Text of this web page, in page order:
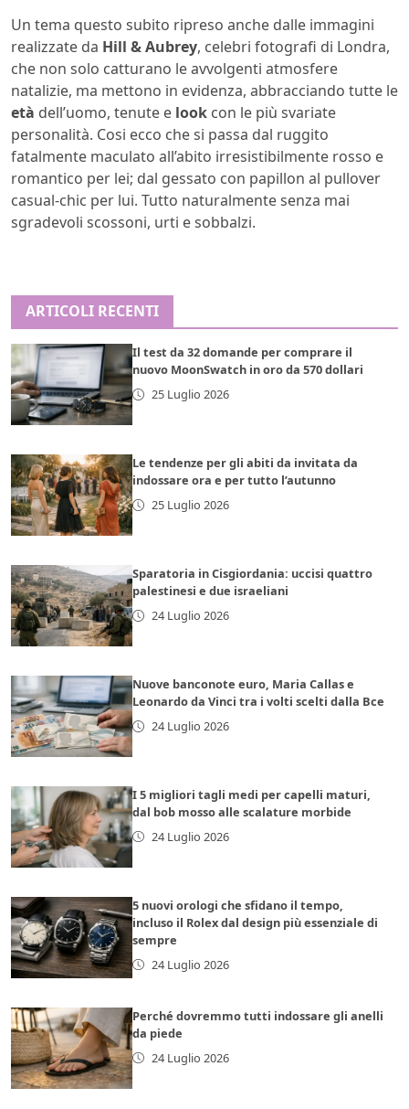
Un tema questo subito ripreso anche dalle immagini
realizzate da Hill & Aubrey, celebri fotografi di Londra,
che non solo catturano le avvolgenti atmosfere
natalizie, ma mettono in evidenza, abbracciando tutte le
età dell’uomo, tenute e look con le più svariate
personalità. Cosi ecco che si passa dal ruggito
fatalmente maculato all’abito irresistibilmente rosso e
romantico per lei; dal gessato con papillon al pullover
casual-chic per lui. Tutto naturalmente senza mai
sgradevoli scossoni, urti e sobbalzi.
ARTICOLI RECENTI
Il test da 32 domande per comprare il
nuovo MoonSwatch in oro da 570 dollari
25 Luglio 2026
Le tendenze per gli abiti da invitata da
indossare ora e per tutto l’autunno
25 Luglio 2026
Sparatoria in Cisgiordania: uccisi quattro
palestinesi e due israeliani
24 Luglio 2026
Nuove banconote euro, Maria Callas e
Leonardo da Vinci tra i volti scelti dalla Bce
24 Luglio 2026
I 5 migliori tagli medi per capelli maturi,
dal bob mosso alle scalature morbide
24 Luglio 2026
5 nuovi orologi che sfidano il tempo,
incluso il Rolex dal design più essenziale di
sempre
24 Luglio 2026
Perché dovremmo tutti indossare gli anelli
da piede
24 Luglio 2026